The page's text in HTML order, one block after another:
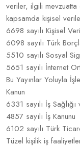
veriler, ilgili
kapsamda kişisel
6698 sayılı Kişisel
6098 sayılı Türk
5510 sayılı Sosyal
5651 sayılı İnternet
Bu Yayınlar Yoluyla
Kanun
6331 sayılı İş
4857 sayılı İş Kanunu
6102 sayılı Türk
Tüzel kişilik iş